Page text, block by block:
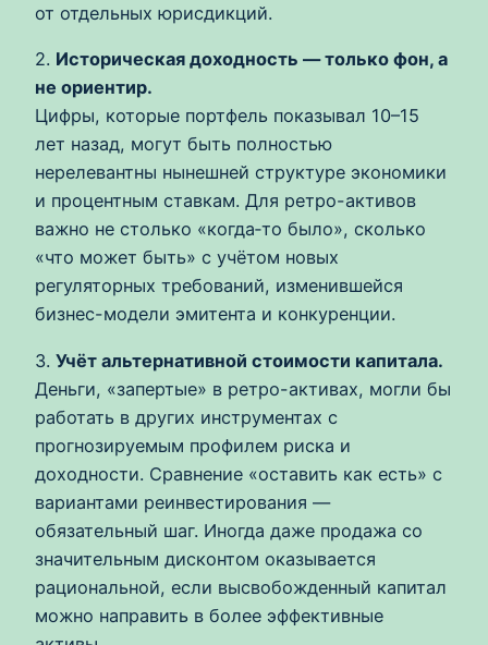
от отдельных юрисдикций.
2. Историческая доходность — только фон, а
не ориентир.
Цифры, которые портфель показывал 10–15
лет назад, могут быть полностью
нерелевантны нынешней структуре экономики
и процентным ставкам. Для ретро-активов
важно не столько «когда‑то было», сколько
«что может быть» с учётом новых
регуляторных требований, изменившейся
бизнес-модели эмитента и конкуренции.
3. Учёт альтернативной стоимости капитала.
Деньги, «запертые» в ретро-активах, могли бы
работать в других инструментах с
прогнозируемым профилем риска и
доходности. Сравнение «оставить как есть» с
вариантами реинвестирования —
обязательный шаг. Иногда даже продажа со
значительным дисконтом оказывается
рациональной, если высвобожденный капитал
можно направить в более эффективные